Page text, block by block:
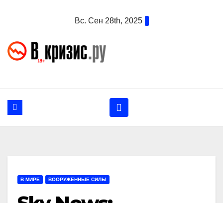
Вс. Сен 28th, 2025
В МИРЕ ВООРУЖЁННЫЕ СИЛЫ